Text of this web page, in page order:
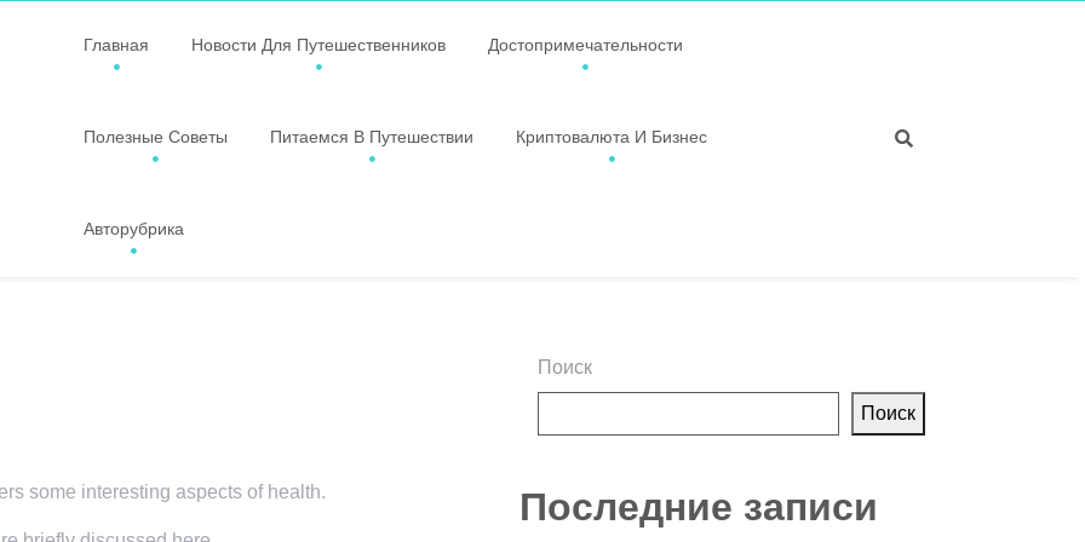
Главная Новости Для Путешественников Достопримечательности
Полезные Советы Питаемся В Путешествии Криптовалюта И Бизнес
Авторубрика
some interesting aspects of health.
Поиск
Поиск
Последние записи